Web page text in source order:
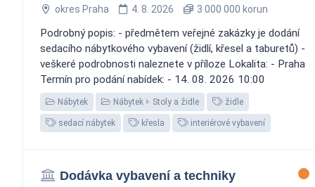
okres Praha 4. 8. 2026 3 000 000 korun
Podrobný popis: - předmětem veřejné zakázky je dodání
sedacího nábytkového vybavení (židlí, křesel a taburetů) -
veškeré podrobnosti naleznete v příloze Lokalita: - Praha
Termín pro podání nabídek: - 14. 08. 2026 10:00
Nábytek Nábytek Stoly a židle židle
sedací nábytek křesla interiérové vybavení
Dodávka vybavení a techniky